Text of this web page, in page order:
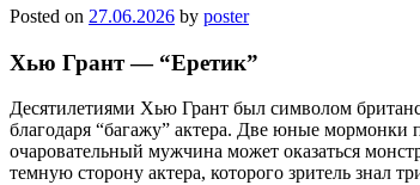
Posted on 27.06.2026 by poster
Хью Грант — “Еретик”
Десятилетиями Хью Грант был символом
благодаря “багажу” актера. Две юные
очаровательный мужчина может оказаться
темную сторону актера, которого зритель знал